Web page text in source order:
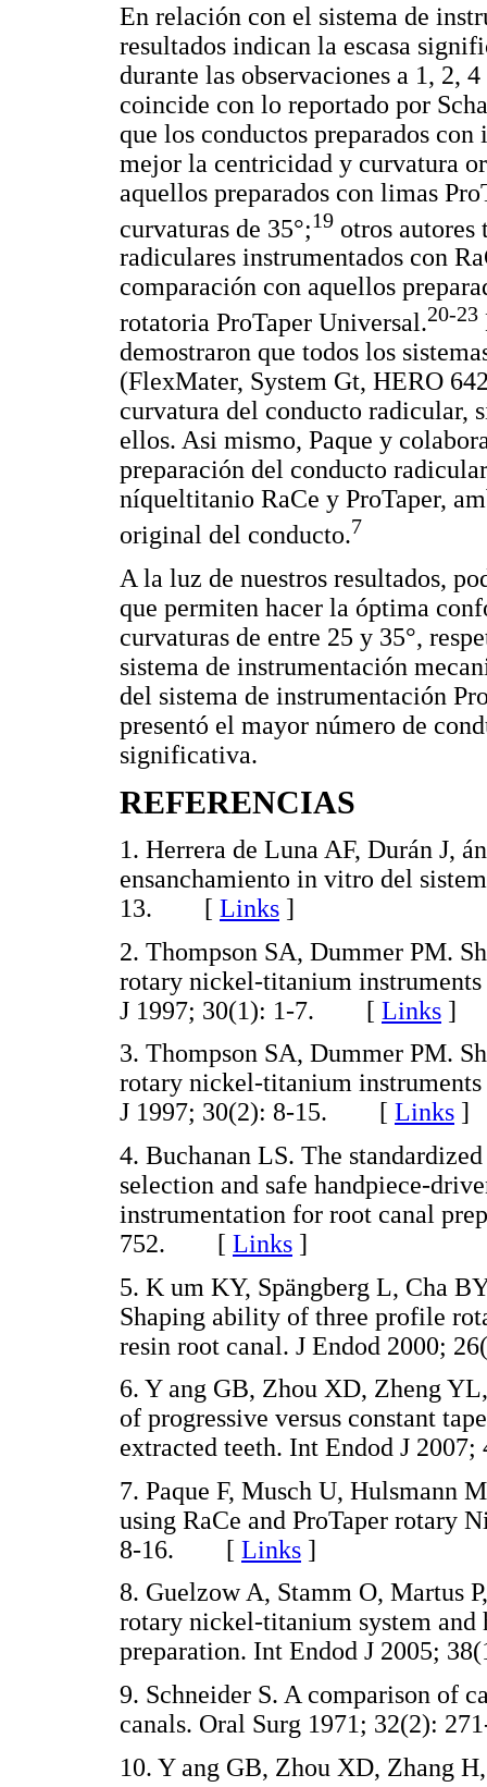
En relación con el sistema de
resultados indican la escasa
durante las observaciones a 1, 2,
coincide con lo reportado por
que los conductos preparados
mejor la centricidad y curvatura
aquellos preparados con limas
curvaturas de 35°;19 otros autores
radiculares instrumentados con
comparación con aquellos
rotatoria ProTaper Universal.20-23
demostraron que todos los
(FlexMater, System Gt, HERO
curvatura del conducto radicular,
ellos. Asi mismo, Paque y
preparación del conducto
níqueltitanio RaCe y ProTaper,
original del conducto.7
A la luz de nuestros resultados,
que permiten hacer la óptima
curvaturas de entre 25 y 35°,
sistema de instrumentación
del sistema de instrumentación
presentó el mayor número de
significativa.
REFERENCIAS
1. Herrera de Luna AF, Durán J,
ensanchamiento in vitro del
13. [ Links ]
2. Thompson SA, Dummer PM.
rotary nickel-titanium
J 1997; 30(1): 1-7. [ Links ]
3. Thompson SA, Dummer PM.
rotary nickel-titanium
J 1997; 30(2): 8-15. [ Links ]
4. Buchanan LS. The
selection and safe handpiece-
instrumentation for root canal
752. [ Links ]
5. K um KY, Spängberg L, Cha
Shaping ability of three profile
resin root canal. J Endod
6. Y ang GB, Zhou XD, Zheng
of progressive versus constant
extracted teeth. Int Endod J
7. Paque F, Musch U, Hulsmann
using RaCe and ProTaper rotary
8-16. [ Links ]
8. Guelzow A, Stamm O, Martus
rotary nickel-titanium system
preparation. Int Endod J 2005;
9. Schneider S. A comparison of
canals. Oral Surg 1971; 32(2):
10. Y ang GB, Zhou XD, Zhang